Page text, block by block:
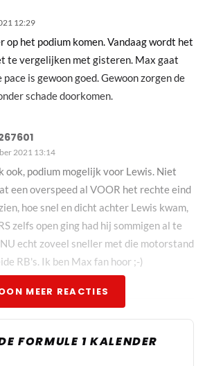
het podium, hopelijk geen DNF voor
12:29
op het podium komen. Vandaag wordt het
te vergelijken met gisteren. Max gaat
pace is gewoon goed. Gewoon zorgen de
schade doorkomen.
2021 13:14
ook, podium mogelijk voor Lewis. Niet
een overspeed al VOOR het rechte eind
hoe snel en dicht achter Lewis kwam,
zelfs open ging had hij sommigen al te
echt zoveel sneller met die motorstand
RB's. Ik ben Max fan hoor ;-)
MEER REACTIES
FORMULE 1 KALENDER